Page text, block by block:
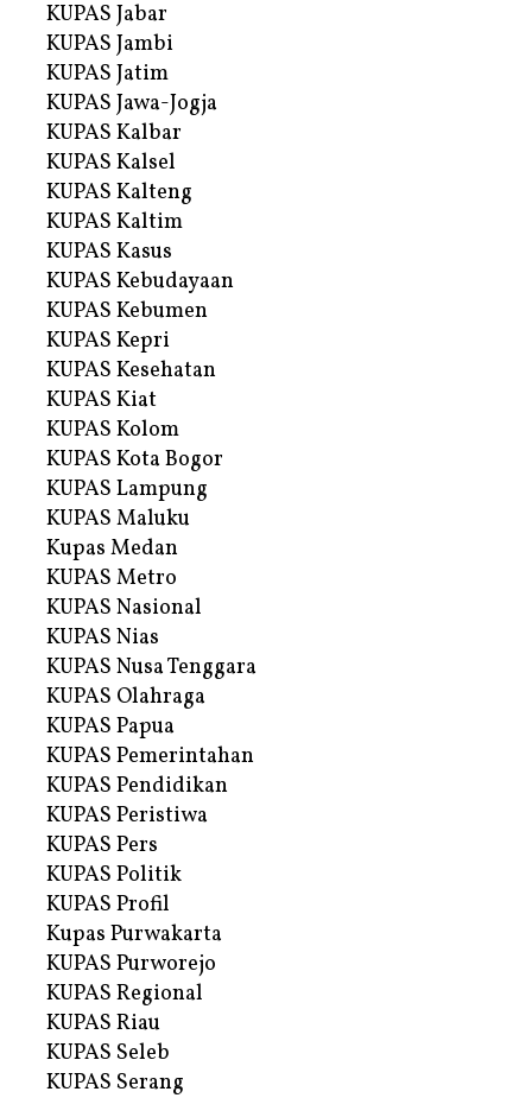
KUPAS Jabar
KUPAS Jambi
KUPAS Jatim
KUPAS Jawa-Jogja
KUPAS Kalbar
KUPAS Kalsel
KUPAS Kalteng
KUPAS Kaltim
KUPAS Kasus
KUPAS Kebudayaan
KUPAS Kebumen
KUPAS Kepri
KUPAS Kesehatan
KUPAS Kiat
KUPAS Kolom
KUPAS Kota Bogor
KUPAS Lampung
KUPAS Maluku
Kupas Medan
KUPAS Metro
KUPAS Nasional
KUPAS Nias
KUPAS Nusa Tenggara
KUPAS Olahraga
KUPAS Papua
KUPAS Pemerintahan
KUPAS Pendidikan
KUPAS Peristiwa
KUPAS Pers
KUPAS Politik
KUPAS Profil
Kupas Purwakarta
KUPAS Purworejo
KUPAS Regional
KUPAS Riau
KUPAS Seleb
KUPAS Serang